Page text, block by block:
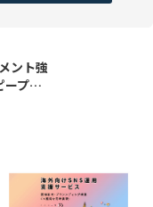
ント強
ープ…